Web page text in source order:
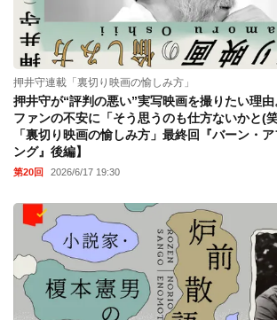
押井守連載「裏切り映画の愉しみ方」
押井守が“評判の悪い”実写映画を撮りたい理由
ファンの不安に「そう思うのも仕方ないかと(
「裏切り映画の愉しみ方」最終回『バーン・
ング』後編】
第20回 2026/6/17 19:30